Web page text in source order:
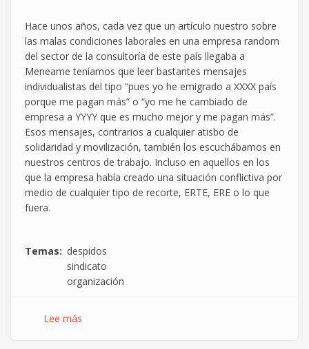
que
se
descuente
de
la
jornada
laboral
Hace unos años, cada vez que un artículo nuestro sobre
las malas condiciones laborales en una empresa random
del sector de la consultoría de este país llegaba a
Meneame teníamos que leer bastantes mensajes
individualistas del tipo “pues yo he emigrado a XXXX país
porque me pagan más” o “yo me he cambiado de
empresa a YYYY que es mucho mejor y me pagan más”.
Esos mensajes, contrarios a cualquier atisbo de
solidaridad y movilización, también los escuchábamos en
nuestros centros de trabajo. Incluso en aquellos en los
que la empresa había creado una situación conflictiva por
medio de cualquier tipo de recorte, ERTE, ERE o lo que
fuera.
Temas
despidos
sindicato
organización
Lee más